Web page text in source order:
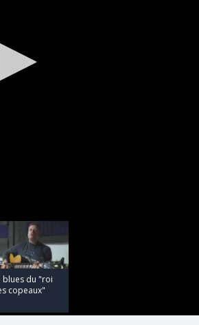
blues du "roi
copeaux"